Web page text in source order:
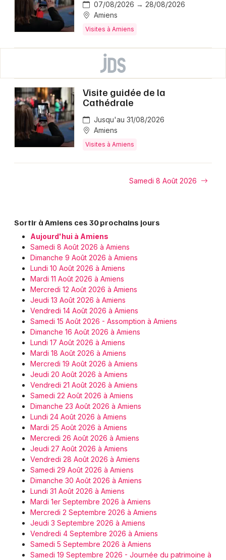
07/08/2026 → 28/08/2026
Amiens
Visites à Amiens
Visite guidée de la
Cathédrale
Jusqu'au 31/08/2026
Amiens
Visites à Amiens
Samedi 8 Août 2026
Sortir à Amiens ces 30 prochains jours
Aujourd'hui à Amiens
Samedi 8 Août 2026 à Amiens
Dimanche 9 Août 2026 à Amiens
Lundi 10 Août 2026 à Amiens
Mardi 11 Août 2026 à Amiens
Mercredi 12 Août 2026 à Amiens
Jeudi 13 Août 2026 à Amiens
Vendredi 14 Août 2026 à Amiens
Samedi 15 Août 2026 - Assomption à Amiens
Dimanche 16 Août 2026 à Amiens
Lundi 17 Août 2026 à Amiens
Mardi 18 Août 2026 à Amiens
Mercredi 19 Août 2026 à Amiens
Jeudi 20 Août 2026 à Amiens
Vendredi 21 Août 2026 à Amiens
Samedi 22 Août 2026 à Amiens
Dimanche 23 Août 2026 à Amiens
Lundi 24 Août 2026 à Amiens
Mardi 25 Août 2026 à Amiens
Mercredi 26 Août 2026 à Amiens
Jeudi 27 Août 2026 à Amiens
Vendredi 28 Août 2026 à Amiens
Samedi 29 Août 2026 à Amiens
Dimanche 30 Août 2026 à Amiens
Lundi 31 Août 2026 à Amiens
Mardi 1er Septembre 2026 à Amiens
Mercredi 2 Septembre 2026 à Amiens
Jeudi 3 Septembre 2026 à Amiens
Vendredi 4 Septembre 2026 à Amiens
Samedi 5 Septembre 2026 à Amiens
Samedi 19 Septembre 2026 - Journée du patrimoine à